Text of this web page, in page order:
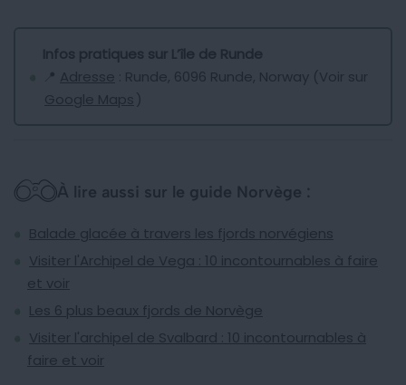
Infos pratiques sur L’île de Runde
📍 Adresse : Runde, 6096 Runde, Norway (Voir sur
Google Maps)
À lire aussi sur le guide Norvège :
Balade glacée à travers les fjords norvégiens
Visiter l'Archipel de Vega : 10 incontournables à faire
et voir
Les 6 plus beaux fjords de Norvège
Visiter l'archipel de Svalbard : 10 incontournables à
faire et voir